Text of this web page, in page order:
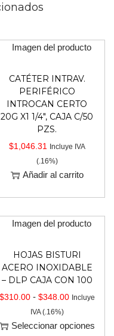
CATÉTER INTRAV.
PERIFÉRICO
INTROCAN CERTO
20G X1 1/4″, CAJA C/50
PZS.
$1,046.31
Incluye IVA
(.16%)
Añadir al carrito
HOJAS BISTURI
ACERO INOXIDABLE
– DLP CAJA CON 100
$310.00 - $348.00 Incluye
IVA (.16%)
Seleccionar opciones